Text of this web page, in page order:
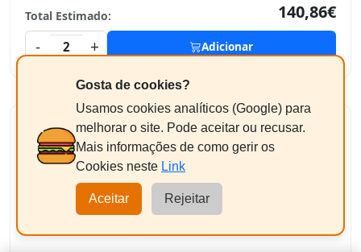
Total Estimado:
140,86€
-
2 + Adicionar
GOODYEAR EFF.GRIP COMP 2
175/65 R14 86T
Gosta de cookies?
Usamos cookies analíticos (Google) para
melhorar o site. Pode aceitar ou recusar.
Mais informações de como gerir os
Cookies neste Link
Aceitar Rejeitar